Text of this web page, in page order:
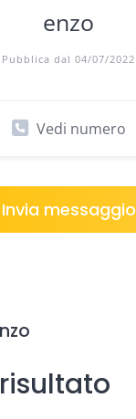
enzo
Pubblica dal 04/07/2022
Vedi numero
Invia messaggio